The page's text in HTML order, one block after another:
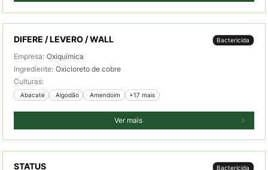
DIFERE / LEVERO / WALL Bactericida
Empresa: Oxiquímica
Ingrediente: Oxicloreto de cobre
Culturas:
Abacate Algodão Amendoim +17 mais
Ver mais
STATUS Bactericida